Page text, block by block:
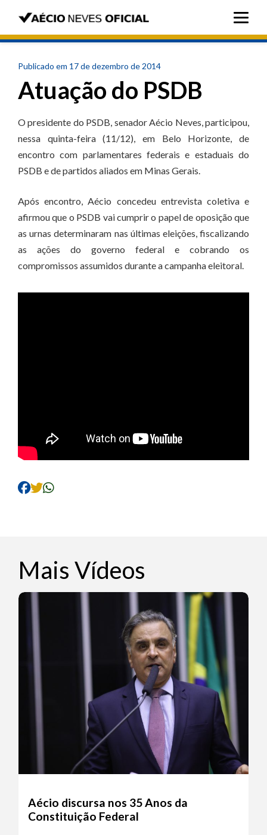
Publicado em 17 de dezembro de 2014
Atuação do PSDB
O presidente do PSDB, senador Aécio Neves, participou,
nessa quinta-feira (11/12), em Belo Horizonte, de
encontro com parlamentares federais e estaduais do
PSDB e de partidos aliados em Minas Gerais.
Após encontro, Aécio concedeu entrevista coletiva e
afirmou que o PSDB vai cumprir o papel de oposição que
as urnas determinaram nas últimas eleições, fiscalizando
as ações do governo federal e cobrando os
compromissos assumidos durante a campanha eleitoral.
Mais Vídeos
Aécio discursa nos 35 Anos da
Constituição Federal